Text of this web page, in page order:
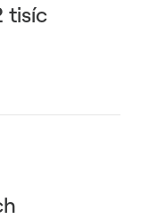
tisíc